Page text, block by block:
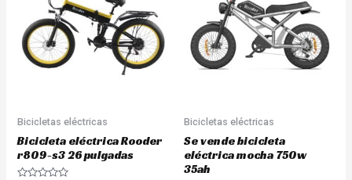
Bicicletas eléctricas
Bicicleta eléctrica Rooder
r809-s3 26 pulgadas
Bicicletas eléctricas
Se vende bicicleta
eléctrica mocha 750w
35ah